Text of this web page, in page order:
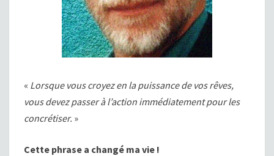
« Lorsque vous croyez en la puissance de vos rêves,
vous devez passer à l’action immédiatement pour les
concrétiser. »
Cette phrase a changé ma vie !